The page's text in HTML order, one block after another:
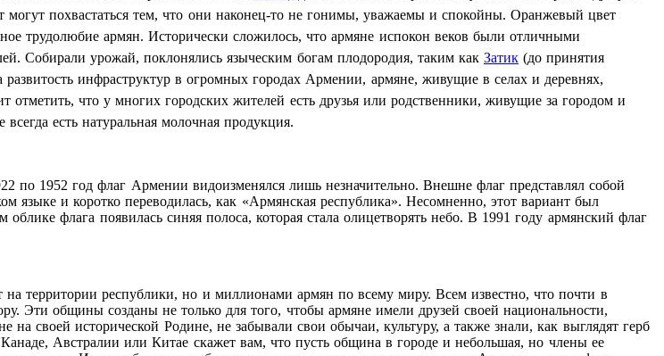
похвастаться тем, что они наконец-то не гонимы, уважаемы и спокойны. Оранжевый цвет
трудолюбие армян. Исторически сложилось, что армяне испокон веков были отличными
Собирали урожай, поклонялись языческим богам плодородия, таким как Затик (до принятия
инфраструктур в огромных городах Армении, армяне, живущие в селах и деревнях,
что у многих городских жителей есть друзья или родственники, живущие за городом и
есть натуральная молочная продукция.
по 1952 год флаг Армении видоизменялся лишь незначительно. Внешне флаг представлял собой
и коротко переводилась, как «Армянская республика». Несомненно, этот вариант был
флага появилась синяя полоса, которая стала олицетворять небо. В 1991 году армянский флаг
территории республики, но и миллионами армян по всему миру. Всем известно, что почти в
Эти общины созданы не только для того, чтобы армяне имели друзей своей национальности,
своей исторической Родине, не забывали свои обычаи, культуру, а также знали, как выглядят герб
Австралии или Китае скажет вам, что пусть община в городе и небольшая, но члены ее